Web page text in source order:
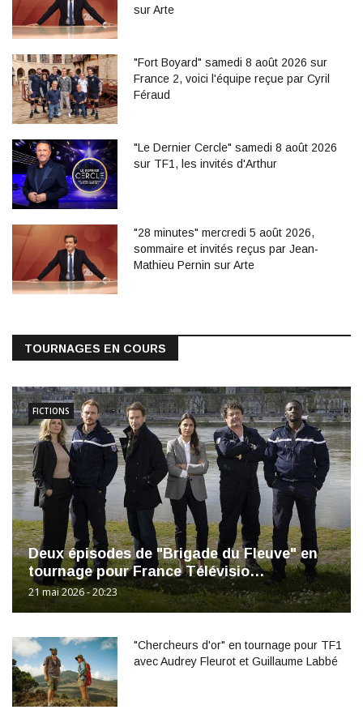
sur Arte
"Fort Boyard" samedi 8 août 2026 sur
France 2, voici l'équipe reçue par Cyril
Féraud
"Le Dernier Cercle" samedi 8 août 2026
sur TF1, les invités d'Arthur
"28 minutes" mercredi 5 août 2026,
sommaire et invités reçus par Jean-
Mathieu Pernin sur Arte
TOURNAGES EN COURS
Deux épisodes de "Brigade du Fleuve" en
tournage pour France Télévisio…
21 mai 2026 - 20:23
FICTIONS
"Chercheurs d'or" en tournage pour TF1
avec Audrey Fleurot et Guillaume Labbé